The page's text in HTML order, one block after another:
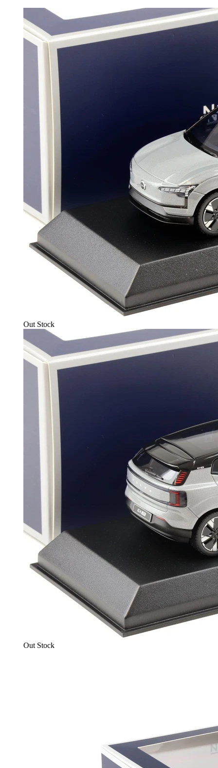
Out Stock
Out Stock